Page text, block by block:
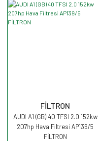
FİLTRON
AUDI A1 (GB) 40 TFSI 2.0 152kw
207hp Hava Filtresi AP139/5
FİLTRON